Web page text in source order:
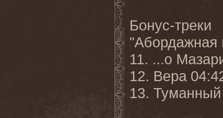
Бонус-
"Абордажная
11. ...о
12. Вера
13.